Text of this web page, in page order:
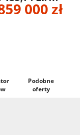
000 zł
Podobne
oferty